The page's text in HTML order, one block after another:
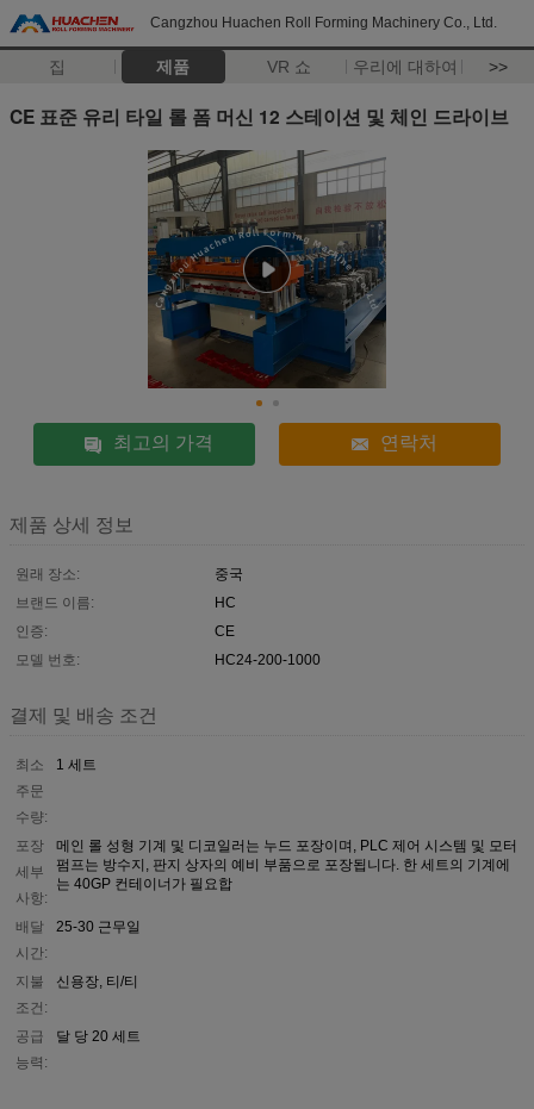
Cangzhou Huachen Roll Forming Machinery Co., Ltd.
집 제품 VR 쇼 우리에 대하여 >>
CE 표준 유리 타일 롤 폼 머신 12 스테이션 및 체인 드라이브
최고의 가격 연락처
제품 상세 정보
원래 장소:
중국
브랜드 이름:
HC
인증:
CE
모델 번호:
HC24-200-1000
결제 및 배송 조건
최소
주문
수량:
1 세트
포장
세부
사항:
메인 롤 성형 기계 및 디코일러는 누드 포장이며, PLC 제어 시스템 및 모터
펌프는 방수지, 판지 상자의 예비 부품으로 포장됩니다. 한 세트의 기계에
는 40GP 컨테이너가 필요합
배달
시간:
25-30 근무일
지불
조건:
신용장, 티/티
공급
능력:
달 당 20 세트